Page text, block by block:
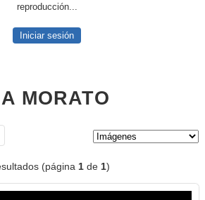
reproducción...
Iniciar sesión
MORATO
(página1 de1)